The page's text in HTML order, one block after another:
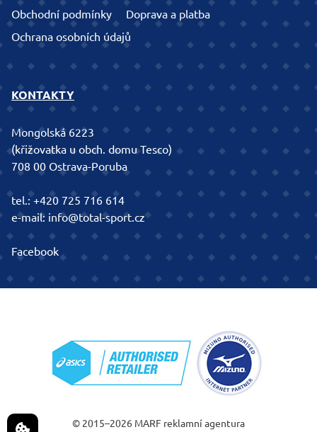
Obchodní podmínky
Doprava a platba
Ochrana osobních údajů
KONTAKTY
Mongolská 6223
(křižovatka u obch. domu Tesco)
708 00 Ostrava-Poruba
tel.:+420 725 716 614
e-mail: info@total-sport.cz
Facebook
© 2015–2026 MARF reklamní agentura